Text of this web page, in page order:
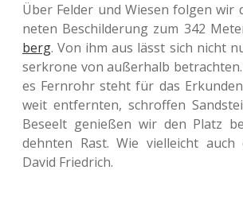
Über Felder und Wiesen folgen wir
ne­ten Beschil­de­rung zum 342
berg. Von ihm aus lässt sich nicht
ser­kro­ne von außer­halb
es Fern­rohr steht für das
weit ent­fern­ten, schrof­fen
Beseelt genie­ßen wir den Platz
dehn­ten Rast. Wie viel­leicht auch
David Friedrich.